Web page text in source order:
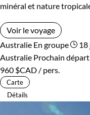
minéral et nature
Voir le voyage
Australie En groupe 18
Australie Prochain
960 $CAD / pers.
Carte
Détails